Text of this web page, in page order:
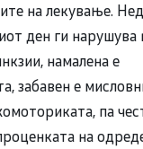
на лекување.
ден ги нарушува
намалена е
забавен е
па
на